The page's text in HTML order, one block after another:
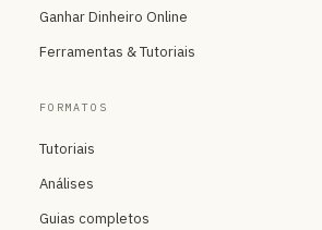
Ganhar Dinheiro Online
Ferramentas & Tutoriais
FORMATOS
Tutoriais
Análises
Guias completos